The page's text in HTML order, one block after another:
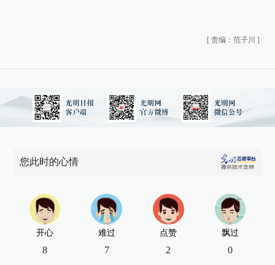
[ 责编：范子川 ]
您此时的心情
开心
8
难过
7
点赞
2
飘过
0